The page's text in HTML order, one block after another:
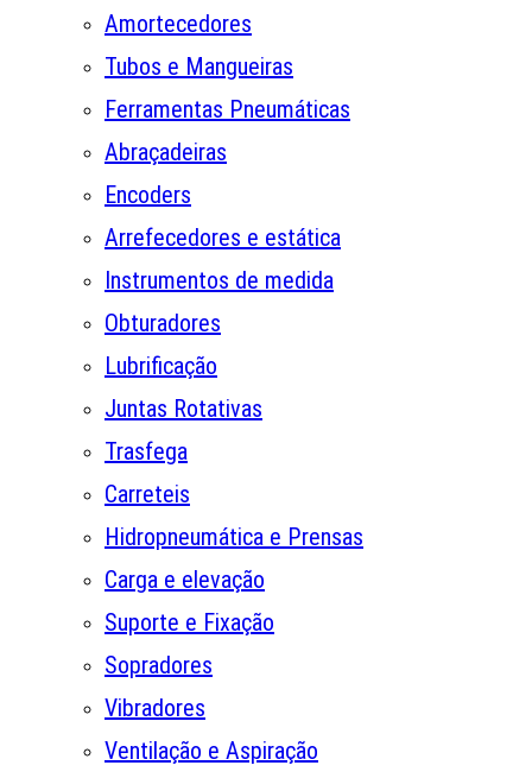
Amortecedores
Tubos e Mangueiras
Ferramentas Pneumáticas
Abraçadeiras
Encoders
Arrefecedores e estática
Instrumentos de medida
Obturadores
Lubrificação
Juntas Rotativas
Trasfega
Carreteis
Hidropneumática e Prensas
Carga e elevação
Suporte e Fixação
Sopradores
Vibradores
Ventilação e Aspiração